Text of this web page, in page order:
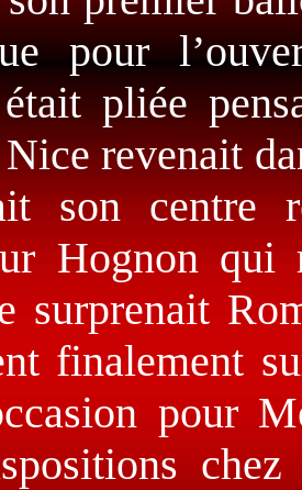
pour
pliée
revenait
son centre
Hognon qui
surprenait
finalement
pour